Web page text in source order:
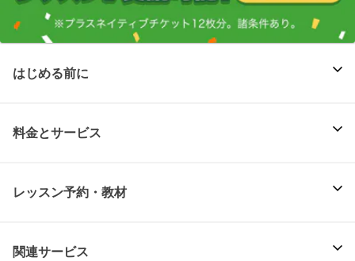
はじめる前に
料金とサービス
レッスン予約・教材
関連サービス